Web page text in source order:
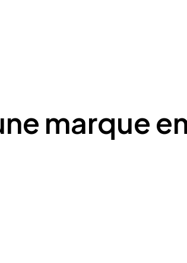
marque